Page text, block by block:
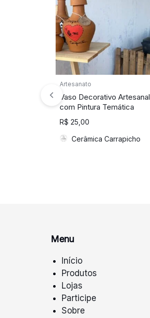
Artesanato
Vaso Decorativo Artesanal
com Pintura Temática
R$ 25,00
Cerâmica Carrapicho
Menu
Início
Produtos
Lojas
Participe
Sobre